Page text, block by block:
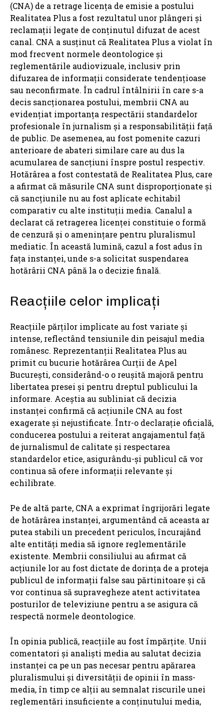
(CNA) de a retrage licența de emisie a postului
Realitatea Plus a fost rezultatul unor plângeri și
reclamații legate de conținutul difuzat de acest
canal. CNA a susținut că Realitatea Plus a violat în
mod frecvent normele deontologice și
reglementările audiovizuale, inclusiv prin
difuzarea de informații considerate tendențioase
sau neconfirmate. În cadrul întâlnirii în care s-a
decis sancționarea postului, membrii CNA au
evidențiat importanța respectării standardelor
profesionale în jurnalism și a responsabilității față
de public. De asemenea, au fost pomenite cazuri
anterioare de abateri similare care au dus la
acumularea de sancțiuni înspre postul respectiv.
Hotărârea a fost contestată de Realitatea Plus, care
a afirmat că măsurile CNA sunt disproporționate și
că sancțiunile nu au fost aplicate echitabil
comparativ cu alte instituții media. Canalul a
declarat că retragerea licenței constituie o formă
de cenzură și o amenințare pentru pluralismul
mediatic. În această lumină, cazul a fost adus în
fața instanței, unde s-a solicitat suspendarea
hotărârii CNA până la o decizie finală.
Reacțiile celor implicați
Reacțiile părților implicate au fost variate și
intense, reflectând tensiunile din peisajul media
românesc. Reprezentanții Realitatea Plus au
primit cu bucurie hotărârea Curții de Apel
București, considerând-o o reușită majoră pentru
libertatea presei și pentru dreptul publicului la
informare. Aceștia au subliniat că decizia
instanței confirmă că acțiunile CNA au fost
exagerate și nejustificate. Într-o declarație oficială,
conducerea postului a reiterat angajamentul față
de jurnalismul de calitate și respectarea
standardelor etice, asigurându-și publicul că vor
continua să ofere informații relevante și
echilibrate.
Pe de altă parte, CNA a exprimat îngrijorări legate
de hotărârea instanței, argumentând că aceasta ar
putea stabili un precedent periculos, încurajând
alte entități media să ignore reglementările
existente. Membrii consiliului au afirmat că
acțiunile lor au fost dictate de dorința de a proteja
publicul de informații false sau părtinitoare și că
vor continua să supravegheze atent activitatea
posturilor de televiziune pentru a se asigura că
respectă normele deontologice.
În opinia publică, reacțiile au fost împărțite. Unii
comentatori și analiști media au salutat decizia
instanței ca pe un pas necesar pentru apărarea
pluralismului și diversității de opinii în mass-
media, în timp ce alții au semnalat riscurile unei
reglementări insuficiente a conținutului media,